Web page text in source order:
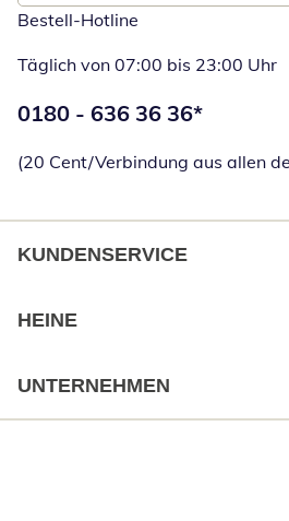
Bestell-Hotline
Täglich von 07:00 bis 23:00 Uhr
Telefonnummer:
0180 - 636 36 36*
(20 Cent/Verbindung aus allen
KUNDENSERVICE
HEINE
UNTERNEHMEN